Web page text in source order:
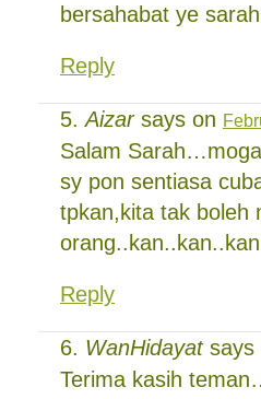
bersahabat ye
Reply
Aizarsays on
Salam
sy pon sentiasa
tpkan,kita tak boleh
Reply
WanHidayatsays
Terima kasih